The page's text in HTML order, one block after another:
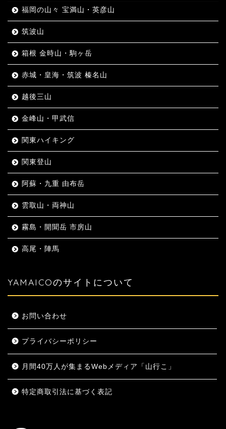
福岡の山々 宝満山・英彦山
筑波山
箱根 金時山・駒ヶ岳
赤城・皇海・筑波 榛名山
越後三山
金峰山・甲武信
関東ハイキング
関東登山
阿蘇・九重 由布岳
雲取山・両神山
霧島・開聞岳 市房山
高尾・陣馬
YAMAICOのサイトについて
お問い合わせ
プライバシーポリシー
月間40万人が集まるWebメディア「山行こ」
特定商取引法に基づく表記